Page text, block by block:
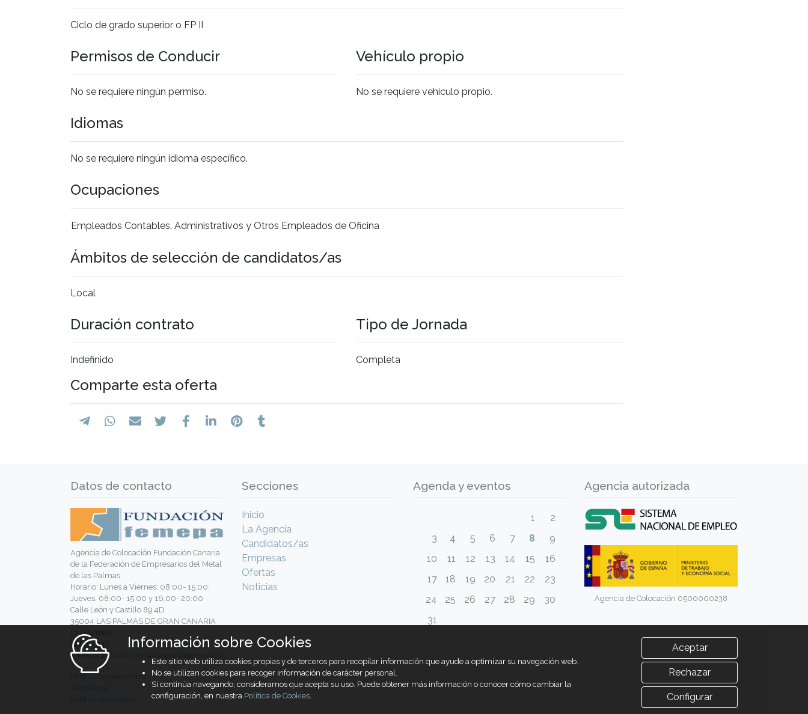
Ciclo de grado superior o FP II
Permisos de Conducir
No se requiere ningún permiso.
Vehículo propio
No se requiere vehículo propio.
Idiomas
No se requiere ningún idioma específico.
Ocupaciones
Empleados Contables, Administrativos y Otros Empleados de Oficina
Ámbitos de selección de candidatos/as
Local
Duración contrato
Indefinido
Tipo de Jornada
Completa
Comparte esta oferta
Datos de contacto
Agencia de Colocación Fundación Canaria
de la Federación de Empresarios del Metal
de las Palmas
Horario: Lunes a Viernes: 08:00- 15:00;
Jueves: 08:00- 15:00 y 16:00- 20:00
Calle León y Castillo 89 4D
35004 LAS PALMAS DE GRAN CANARIA
Las Palmas
928977342
agenciadecolocacion@fundacionfemepa.es
Política de privacidad
Secciones
Inicio
La Agencia
Candidatos/as
Empresas
Ofertas
Noticias
Agenda y eventos
1
2
3
4 5 6 7 8
9
10
11 12 13 14 15
16
17
18 19 20 21 22
23
24
25 26 27 28 29
30
31
Agencia autorizada
Agencia de Colocación 0500000238
Información sobre Cookies
Este sitio web utiliza cookies propias y de terceros para recopilar información que ayude a optimizar su navegación web.
No se utilizan cookies para recoger información de carácter personal.
Si continúa navegando, consideramos que acepta su uso. Puede obtener más información o conocer cómo cambiar la
configuración, en nuestra Política de Cookies.
Aceptar
Rechazar
Configurar